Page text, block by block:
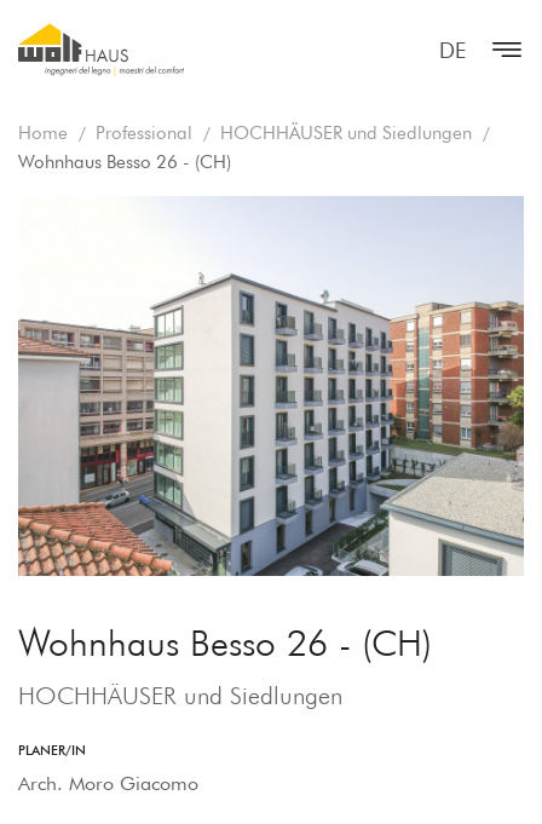
DE
Home Professional
HOCHHÄUSER und Siedlungen
Wohnhaus Besso 26 - (CH)
Wohnhaus Besso 26 - (CH)
HOCHHÄUSER und Siedlungen
PLANER/IN
Arch. Moro Giacomo